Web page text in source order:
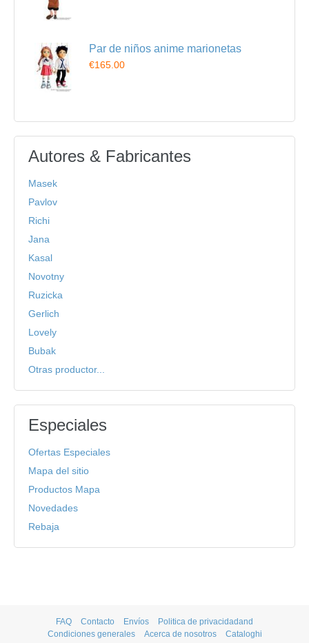
Par de niños anime marionetas
€165.00
Autores & Fabricantes
Masek
Pavlov
Richi
Jana
Kasal
Novotny
Ruzicka
Gerlich
Lovely
Bubak
Otras productor...
Especiales
Ofertas Especiales
Mapa del sitio
Productos Mapa
Novedades
Rebaja
FAQ Contacto Envíos
Politica de privacidadand
Condiciones generales
Acerca de nosotros Cataloghi